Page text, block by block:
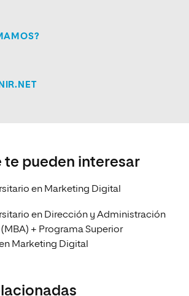
te pueden interesar
en Marketing Digital
en Dirección y Administración
+ Programa Superior
Marketing Digital